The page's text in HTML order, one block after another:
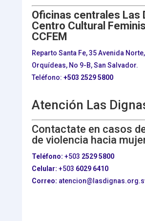
Oficinas centrales Las
Centro Cultural
CCFEM
Reparto Santa Fe, 35 Avenida
Orquídeas, No 9-B, San Salvador.
Teléfono: +503 2529 5800
Atención Las
Contactate en casos
de violencia hacia
Teléfono: +503 2529 5800
Celular: +503 6029 6410
Correo: